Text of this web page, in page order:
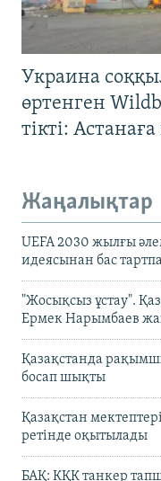
Украина
өртенген
тікті:
Жаңалықтар
UEFA 2030 жылғы
идеясынан бас
"Жосықсыз ұстау".
Ермек Нарымбаев
Қазақстанда
босап шықты
Қазақстан
ретінде оқытылады
БАҚ: КҚК танкер